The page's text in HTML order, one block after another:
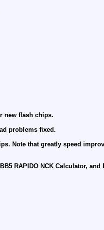
new flash chips.
problems fixed.
Note that greatly speed
RAPIDO NCK Calculator,